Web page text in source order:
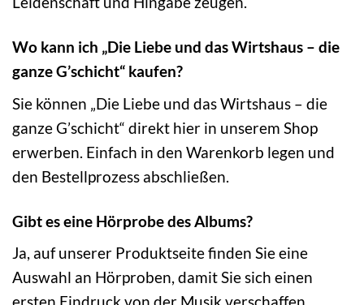
Wo kann ich „Die Liebe und das Wirtshaus – die
ganze G’schicht“ kaufen?
Sie können „Die Liebe und das Wirtshaus – die
ganze G’schicht“ direkt hier in unserem Shop
erwerben. Einfach in den Warenkorb legen und
den Bestellprozess abschließen.
Gibt es eine Hörprobe des Albums?
Ja, auf unserer Produktseite finden Sie eine
Auswahl an Hörproben, damit Sie sich einen